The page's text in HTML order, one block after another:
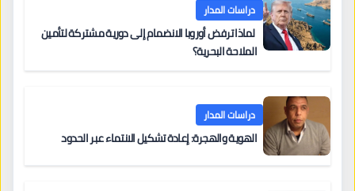
دراسات المدار
لماذا ترفض أوروبا الانضمام إلى دورية مشتركة لتأمين
الملاحة البحرية؟
دراسات المدار
الهوية والهجرة: إعادة تشكيل الانتماء عبر الحدود